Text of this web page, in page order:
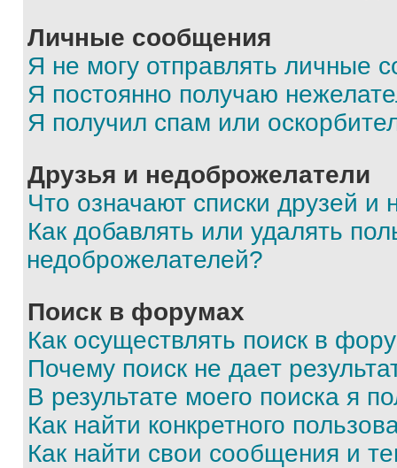
Личные сообщения
Я не могу отправлять личные
Я постоянно получаю
Я получил спам или
Друзья и недоброжелатели
Что означают списки друзей и
Как добавлять или удалять
недоброжелателей?
Поиск в форумах
Как осуществлять поиск в
Почему поиск не дает
В результате моего поиска я
Как найти конкретного
Как найти свои сообщения и